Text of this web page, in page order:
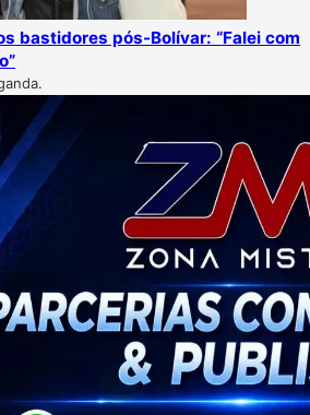
bastidores pós-Bolívar: “Falei com